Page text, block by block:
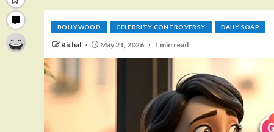
BOLLYWOOD CELEBRITY CONTROVERSY DAILY SOAP
Richal May 21, 2026 1 min read